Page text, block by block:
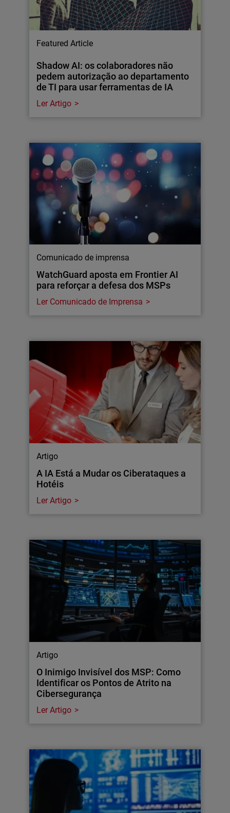
Featured Article
Shadow AI: os colaboradores não
pedem autorização ao departamento
de TI para usar ferramentas de IA
Ler Artigo
Comunicado de imprensa
WatchGuard aposta em Frontier AI
para reforçar a defesa dos MSPs
Ler Comunicado de Imprensa
Artigo
A IA Está a Mudar os Ciberataques a
Hotéis
Ler Artigo
Artigo
O Inimigo Invisível dos MSP: Como
Identificar os Pontos de Atrito na
Cibersegurança
Ler Artigo